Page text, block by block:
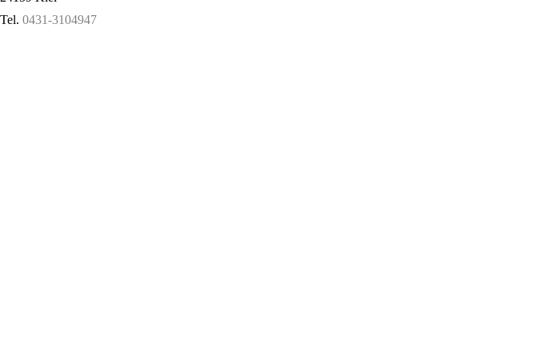
Tel. 0431-3104947